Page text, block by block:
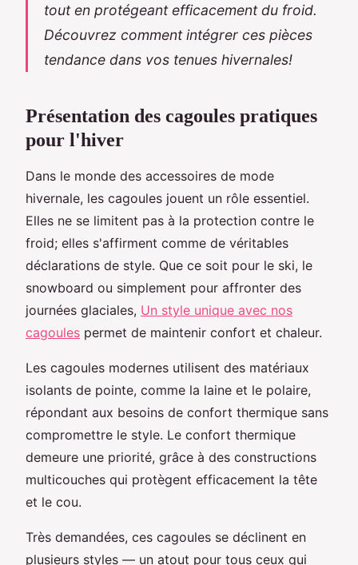
tout en protégeant efficacement du froid.
Découvrez comment intégrer ces pièces
tendance dans vos tenues hivernales!
Présentation des cagoules pratiques
pour l'hiver
Dans le monde des accessoires de mode
hivernale, les cagoules jouent un rôle essentiel.
Elles ne se limitent pas à la protection contre le
froid; elles s'affirment comme de véritables
déclarations de style. Que ce soit pour le ski, le
snowboard ou simplement pour affronter des
journées glaciales, Un style unique avec nos
cagoules permet de maintenir confort et chaleur.
Les cagoules modernes utilisent des matériaux
isolants de pointe, comme la laine et le polaire,
répondant aux besoins de confort thermique sans
compromettre le style. Le confort thermique
demeure une priorité, grâce à des constructions
multicouches qui protègent efficacement la tête
et le cou.
Très demandées, ces cagoules se déclinent en
plusieurs styles — un atout pour tous ceux qui